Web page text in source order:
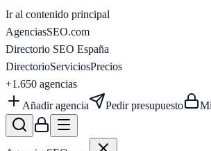
Ir al contenido principal
AgenciasSEO.com
Directorio SEO España
DirectorioServiciosPrecios
+1.650 agencias
Añadir agencia
Pedir presupuesto